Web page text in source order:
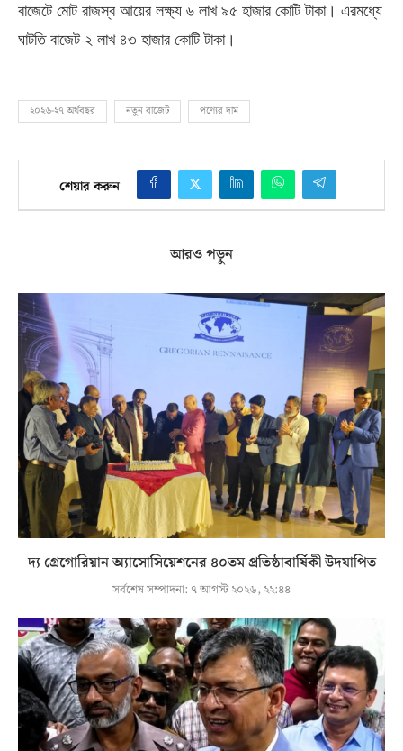
বাজেটে মোট রাজস্ব আয়ের লক্ষ্য ৬ লাখ ৯৫ হাজার কোটি টাকা। এরমধ্যে
ঘাটতি বাজেট ২ লাখ ৪৩ হাজার কোটি টাকা।
২০২৬-২৭ অর্থবছর নতুন বাজেট পণ্যের দাম
শেয়ার করুন
আরও পড়ুন
দ্য গ্রেগোরিয়ান অ্যাসোসিয়েশনের ৪০তম প্রতিষ্ঠাবার্ষিকী উদযাপিত
সর্বশেষ সম্পাদনা: ৭ আগস্ট ২০২৬, ২২:৪৪